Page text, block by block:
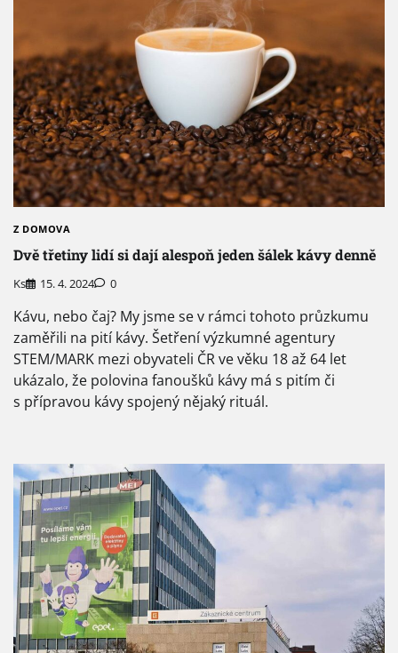
Z DOMOVA
Dvě třetiny lidí si dají alespoň jeden šálek kávy denně
Ks 15. 4. 2024 0
Kávu, nebo čaj? My jsme se v rámci tohoto průzkumu
zaměřili na pití kávy. Šetření výzkumné agentury
STEM/MARK mezi obyvateli ČR ve věku 18 až 64 let
ukázalo, že polovina fanoušků kávy má s pitím či
s přípravou kávy spojený nějaký rituál.